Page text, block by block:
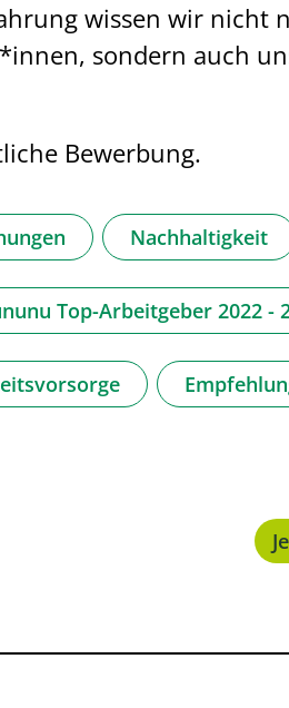
wissen wir nicht
sondern auch
Bewerbung.
Nachhaltigkeit
Top-Arbeitgeber 2022 -